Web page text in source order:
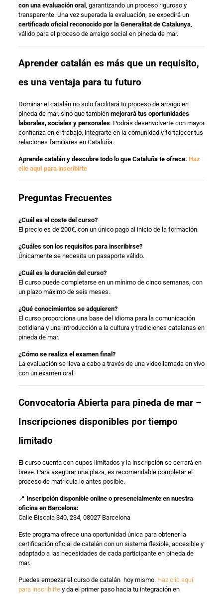
con una evaluación oral, garantizando un proceso riguroso y
transparente. Una vez superada la evaluación, se expedirá un
certificado oficial reconocido por la Generalitat de Catalunya,
válido para el proceso de arraigo social en pineda de mar.
Aprender catalán es más que un requisito,
es una ventaja para tu futuro
Dominar el catalán no solo facilitará tu proceso de arraigo en
pineda de mar, sino que también mejorará tus oportunidades
laborales, sociales y personales. Podrás desenvolverte con mayor
confianza en el trabajo, integrarte en la comunidad y fortalecer tus
relaciones familiares en Cataluña.
Aprende catalán y descubre todo lo que Cataluña te ofrece. Haz
clic aquí para inscribirte
Preguntas Frecuentes
¿Cuál es el coste del curso?
El precio es de 200€, con un único pago al inicio de la formación.
¿Cuáles son los requisitos para inscribirse?
Únicamente se necesita un pasaporte válido.
¿Cuál es la duración del curso?
El curso puede completarse en un mínimo de cinco semanas, con
un plazo máximo de seis meses.
¿Qué conocimientos se adquieren?
El curso proporciona una base del idioma para la comunicación
cotidiana y una introducción a la cultura y tradiciones catalanas en
pineda de mar.
¿Cómo se realiza el examen final?
La evaluación se lleva a cabo a través de una videollamada en vivo
con un examen oral.
Convocatoria Abierta para pineda de mar –
Inscripciones disponibles por tiempo
limitado
El curso cuenta con cupos limitados y la inscripción se cerrará en
breve. Para asegurar una plaza, es recomendable completar el
proceso de matrícula lo antes posible.
📍 Inscripción disponible online o presencialmente en nuestra
oficina en Barcelona:
Calle Biscaia 340, 234, 08027 Barcelona
Este programa ofrece una oportunidad única para obtener la
certificación oficial de catalán con un sistema flexible, accesible y
adaptado a las necesidades de cada participante en pineda de
mar.
Puedes empezar el curso de catalán hoy mismo. Haz clic aquí
para inscribirtey da el primer paso hacia tu integración en